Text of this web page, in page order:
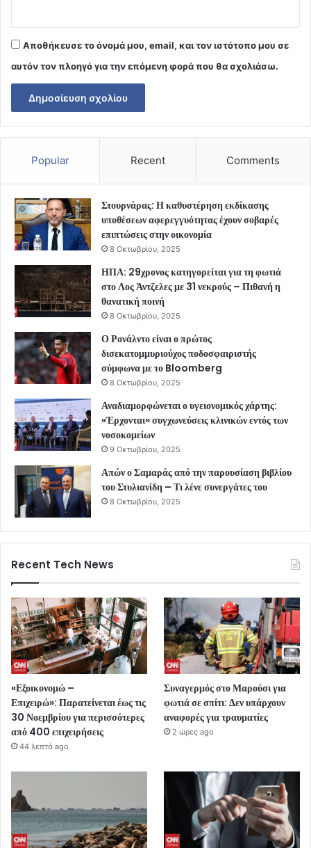
Αποθήκευσε το όνομά μου, email, και τον ιστότοπο μου σε
αυτόν τον πλοηγό για την επόμενη φορά που θα σχολιάσω.
Popular Recent Comments
Στουρνάρας: Η καθυστέρηση εκδίκασης
υποθέσεων αφερεγγυότητας έχουν σοβαρές
επιπτώσεις στην οικονομία
8 Οκτωβρίου, 2025
ΗΠΑ: 29χρονος κατηγορείται για τη φωτιά
στο Λος Άντζελες με 31 νεκρούς – Πιθανή η
θανατική ποινή
8 Οκτωβρίου, 2025
Ο Ρονάλντο είναι ο πρώτος
δισεκατομμυριούχος ποδοσφαιριστής
σύμφωνα με το Bloomberg
8 Οκτωβρίου, 2025
Αναδιαμορφώνεται ο υγειονομικός χάρτης:
«Έρχονται» συγχωνεύσεις κλινικών εντός των
νοσοκομείων
9 Οκτωβρίου, 2025
Απών ο Σαμαράς από την παρουσίαση βιβλίου
του Στυλιανίδη – Τι λένε συνεργάτες του
8 Οκτωβρίου, 2025
Recent Tech News
«Εξοικονομώ –
Επιχειρώ»: Παρατείνεται έως τις
30 Νοεμβρίου για περισσότερες
από 400 επιχειρήσεις
44 λεπτά ago
Συναγερμός στο Μαρούσι για
φωτιά σε σπίτι: Δεν υπάρχουν
αναφορές για τραυματίες
2 ώρες ago